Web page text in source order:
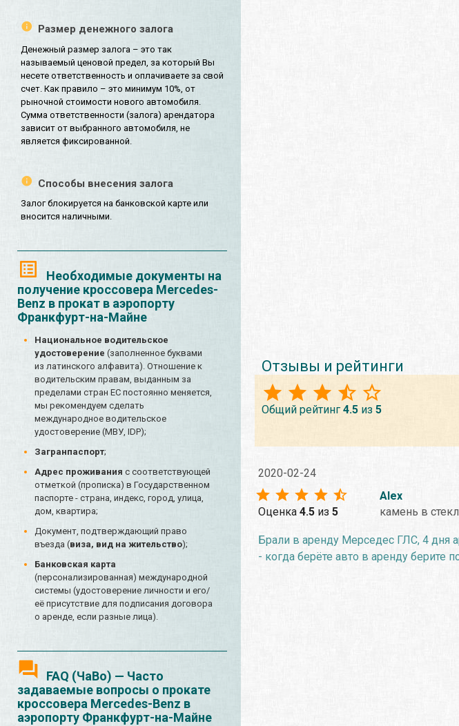
Размер денежного залога
Денежный размер залога – это так
называемый ценовой предел, за который Вы
несете ответственность и оплачиваете за свой
счет. Как правило – это минимум 10%, от
рыночной стоимости нового автомобиля.
Сумма ответственности (залога) арендатора
зависит от выбранного автомобиля, не
является фиксированной.
Способы внесения залога
Залог блокируется на банковской карте или
вносится наличными.
Необходимые документы на
получение кроссовера Mercedes-
Benz в прокат в аэропорту
Франкфурт-на-Майне
Национальное водительское
удостоверение (заполненное буквами
из латинского алфавита). Отношение к
водительским правам, выданным за
пределами стран ЕС постоянно меняется,
мы рекомендуем сделать
международное водительское
удостоверение (МВУ, IDP);
Загранпаспорт;
Адрес проживания с соответствующей
отметкой (прописка) в Государственном
паспорте - страна, индекс, город, улица,
дом, квартира;
Документ, подтверждающий право
въезда (виза, вид на жительство);
Банковская карта
(персонализированная) международной
системы (удостоверение личности и его/
её присутствие для подписания договора
о аренде, если разные лица).
FAQ (ЧаВо) — Часто
задаваемые вопросы о прокате
кроссовера Mercedes-Benz в
аэропорту Франкфурт-на-Майне
Отзывы и рейтинги
Общий рейтинг 4.5из 5
2020-02-24
Оценка 4.5из 5
Alex
камень в
Брали в аренду Мерседес ГЛС, 4 дня
- когда берёте авто в аренду берите